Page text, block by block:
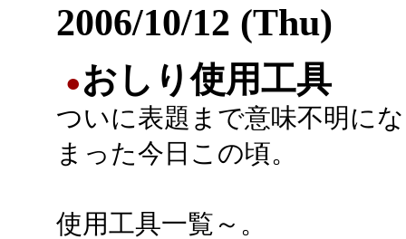
2006/10/12 (Thu)
●おしり使用工具
ついに表題まで意味不明に
まった今日この頃。
使用工具一覧～。